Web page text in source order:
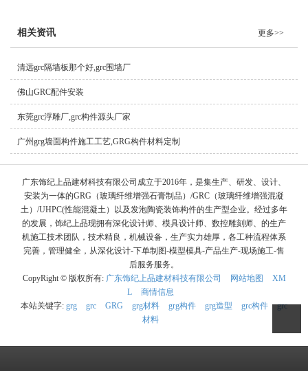
相关资讯 更多>>
清远grc隔墙板那个好,grc围墙厂
佛山GRC配件安装
东莞grc浮雕厂,grc构件源头厂家
广州grg墙面构件施工工艺,GRG构件材料定制
广东饰纪上品建材科技有限公司成立于2016年，是集生产、研发、设计、
安装为一体的GRG（玻璃纤维增强石膏制品）/GRC（玻璃纤维增强混凝
土）/UHPC(性能混凝土）以及发泡陶瓷装饰构件的生产型企业。经过多年
的发展，饰纪上品现拥有深化设计师、模具设计师、数控雕刻师、的生产
机施工技术团队，技术精良，机械设备，生产实力雄厚，各工种流程体系
完善，管理健全，从深化设计-下单制图-模型模具-产品生产-现场施工-售
后服务服务。
CopyRight © 版权所有: 广东饰纪上品建材科技有限公司 网站地图
XM
L
商情信息
本站关键字: grg grc GRG grg材料 grg构件 grg造型 grc构件
grc
材料